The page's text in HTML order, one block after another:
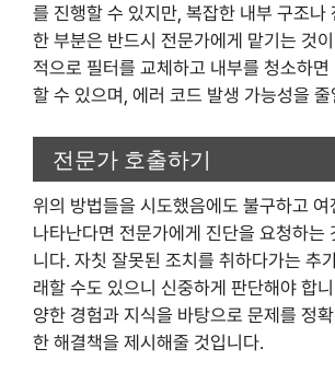
를 진행할 수 있지만, 복잡한 내부 구조나
한 부분은 반드시 전문가에게 맡기는 것
적으로 필터를 교체하고 내부를 청소하
할 수 있으며, 에러 코드 발생 가능성을
전문가 호출하기
위의 방법들을 시도했음에도 불구하고 여
나타난다면 전문가에게 진단을 요청하는
니다. 자칫 잘못된 조치를 취하다가는 추
래할 수도 있으니 신중하게 판단해야 합
양한 경험과 지식을 바탕으로 문제를 정
한 해결책을 제시해줄 것입니다.